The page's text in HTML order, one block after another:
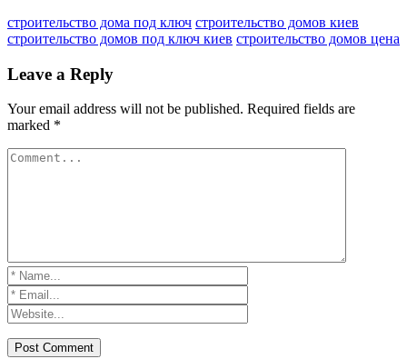
строительство дома под ключ строительство домов киев
строительство домов под ключ киев строительство домов цена
Leave a Reply
Your email address will not be published. Required fields are
marked *